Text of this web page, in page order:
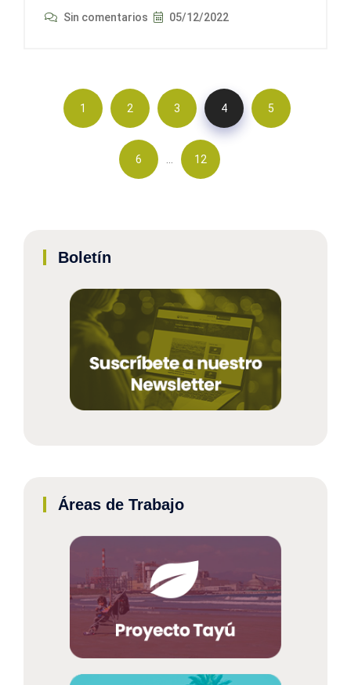
Sin comentarios 05/12/2022
1 2 3 4 5
6 … 12
Boletín
Áreas de Trabajo